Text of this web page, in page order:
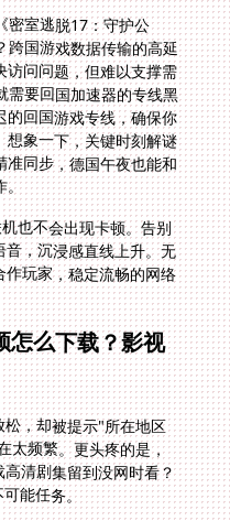
密室逃脱17：守护公
游戏数据传输的高延
问问题，但难以支撑需
回国加速器的专线黑
国游戏专线，确保你
一下，关键时刻解谜
步，德国午夜也能和
。
也不会出现卡顿。告别
，沉浸感直线上升。无
玩家，稳定流畅的网络
怎么下载？影视
，却被提示"所在地区
太频繁。更头疼的是，
清剧集留到没网时看？
能任务。